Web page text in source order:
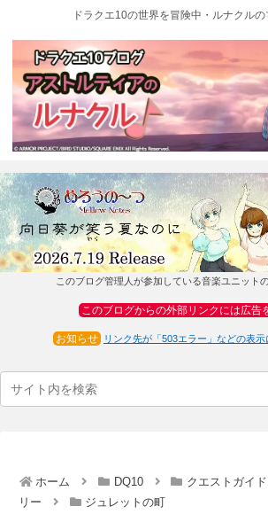
ドラクエ10の世界を冒険中・ルナクルの
このブログ管理人が参加している音楽ユニット
このブログからの外部リンクには広告
お知らせ リンク先が「503エラー」などの表
ホーム DQ10 クエストガイド
リー
ジュレットの町